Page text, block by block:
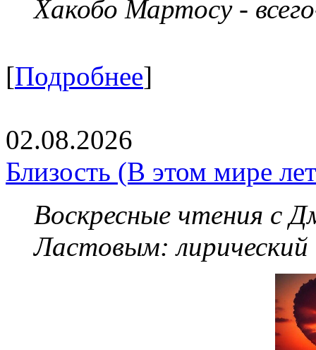
Хакобо Мартосу -
[Подробнее]
02.08.2026
Близость (В этом мире
Воскресные чтения с
Ластовым: